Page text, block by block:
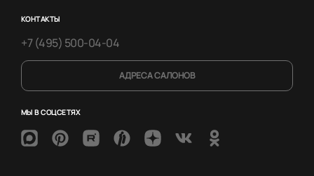
КОНТАКТЫ
+7 (495) 500-04-04
АДРЕСА САЛОНОВ
МЫ В СОЦСЕТЯХ